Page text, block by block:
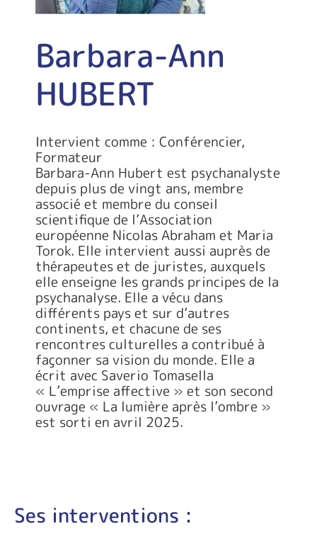
Barbara-Ann
HUBERT
Intervient comme : Conférencier,
Formateur
Barbara-Ann Hubert est psychanalyste
depuis plus de vingt ans, membre
associé et membre du conseil
scientifique de l’Association
européenne Nicolas Abraham et Maria
Torok. Elle intervient aussi auprès de
thérapeutes et de juristes, auxquels
elle enseigne les grands principes de la
psychanalyse. Elle a vécu dans
différents pays et sur d’autres
continents, et chacune de ses
rencontres culturelles a contribué à
façonner sa vision du monde. Elle a
écrit avec Saverio Tomasella
« L’emprise affective » et son second
ouvrage « La lumière après l’ombre »
est sorti en avril 2025.
Ses interventions :